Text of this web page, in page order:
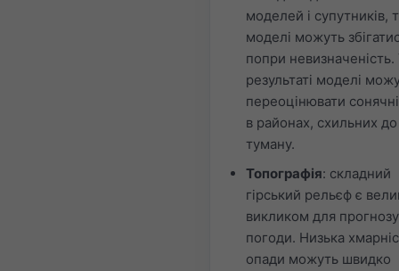
моделей і супутників,
моделі можуть
попри невизначеність.
результаті моделі
переоцінювати
в районах, схильних до
туману.
Топографія: складний
гірський рельєф є
викликом для
погоди. Низька
опади можуть швидко